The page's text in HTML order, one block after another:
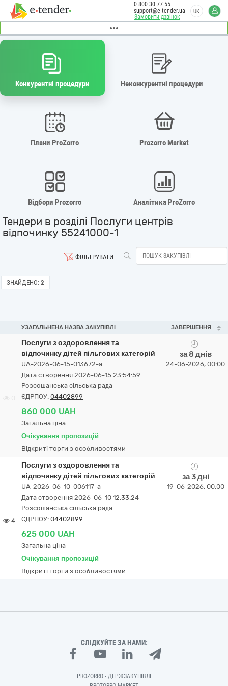
Замовити дзвінок
0 800 30 77 55
support@e-tender.ua
UK
Конкурентні процедури Неконкурентні процедури
Плани ProZorro Prozorro Market
Відбори Prozorro Аналітика ProZorro
Тендери в розділі Послуги центрів
відпочинку 55241000-1
ФІЛЬТРУВАТИ
ЗНАЙДЕНО: 2
УЗАГАЛЬНЕНА НАЗВА ЗАКУПІВЛІ ЗАВЕРШЕННЯ
Послуги з оздоровлення та
відпочинку дітей пільгових категорій
UA-2026-06-15-013672-a
Дата створення 2026-06-15 23:54:59
Розсошанська сільська рада
ЄДРПОУ: 04402899
860 000 UAH
Загальна ціна
Очікування пропозицій
Відкриті торги з особливостями
за 8 днів
24-06-2026, 00:00
4
Послуги з оздоровлення та
відпочинку дітей пільгових категорій
UA-2026-06-10-006117-a
Дата створення 2026-06-10 12:33:24
Розсошанська сільська рада
ЄДРПОУ: 04402899
625 000 UAH
Загальна ціна
Очікування пропозицій
Відкриті торги з особливостями
за 3 дні
19-06-2026, 00:00
СЛІДКУЙТЕ ЗА НАМИ:
PROZORRO - ДЕРЖЗАКУПІВЛІ